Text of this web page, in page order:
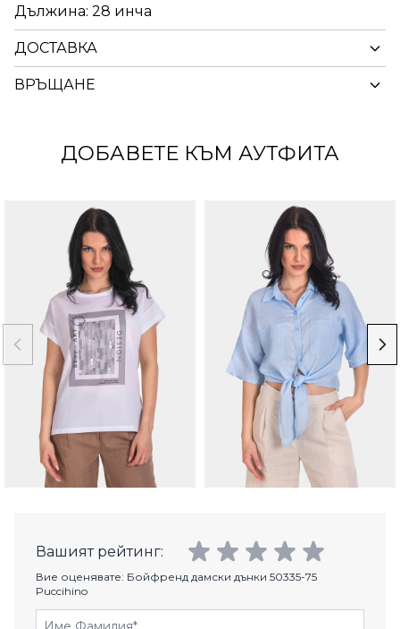
Дължина: 28 инча
ДОСТАВКА
ВРЪЩАНЕ
ДОБАВЕТЕ КЪМ АУТФИТА
Вашият рейтинг:
Вие оценявате: Бойфренд дамски дънки 50335-75
Puccihino
Име Фамилия